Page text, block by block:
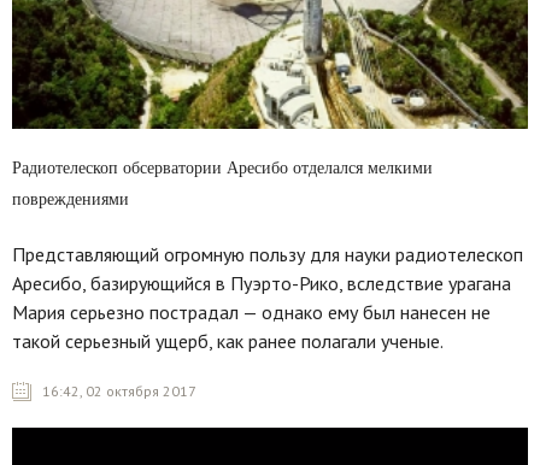
Радиотелескоп обсерватории Аресибо отделался мелкими
повреждениями
Представляющий огромную пользу для науки радиотелескоп
Аресибо, базирующийся в Пуэрто-Рико, вследствие урагана
Мария серьезно пострадал — однако ему был нанесен не
такой серьезный ущерб, как ранее полагали ученые.
16:42, 02 октября 2017